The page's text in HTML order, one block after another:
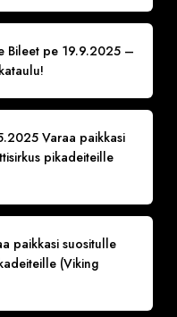
Bileet pe 19.9.2025 –
Varaa paikkasi
pikadeiteille
paikkasi suositulle
(Viking